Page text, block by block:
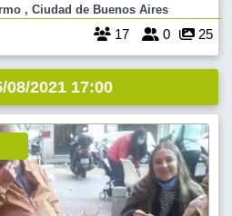
Ocampo doblamos a la izquierda y
Palermo , Ciudad de Buenos Aires
17 0 25
08/2021 17:00